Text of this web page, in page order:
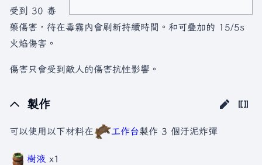
受到 30 毒
藥傷害，待在毒霧內會刷新持續時間。和可疊加的 15/5s
火焰傷害。
傷害只會受到敵人的傷害抗性影響。
製作
可以使用以下材料在 工作台製作 3 個汙泥炸彈
樹液 x1